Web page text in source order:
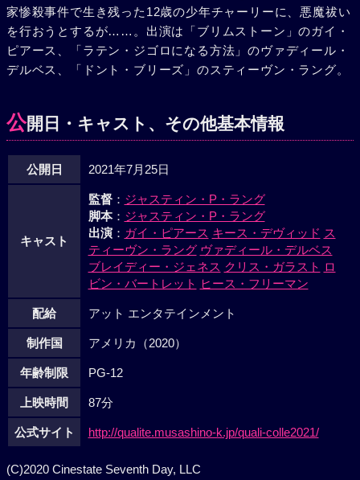
家惨殺事件で生き残った12歳の少年チャーリーに、悪魔祓い
を行おうとするが……。出演は「ブリムストーン」のガイ・
ピアース、「ラテン・ジゴロになる方法」のヴァディール・
デルベス、「ドント・ブリーズ」のスティーヴン・ラング。
公開日・キャスト、その他基本情報
公開日 2021年7月25日
キャスト
監督： ジャスティン・P・ラング
脚本： ジャスティン・P・ラング
出演： ガイ・ピアース キース・デヴィッド ス
ティーヴン・ラング ヴァディール・デルベス
ブレイディー・ジェネス クリス・ガラスト ロ
ビン・バートレット ヒース・フリーマン
配給 アット エンタテインメント
制作国 アメリカ（2020）
年齢制限 PG-12
上映時間 87分
公式サイト http://qualite.musashino-k.jp/quali-colle2021/
(C)2020 Cinestate Seventh Day, LLC